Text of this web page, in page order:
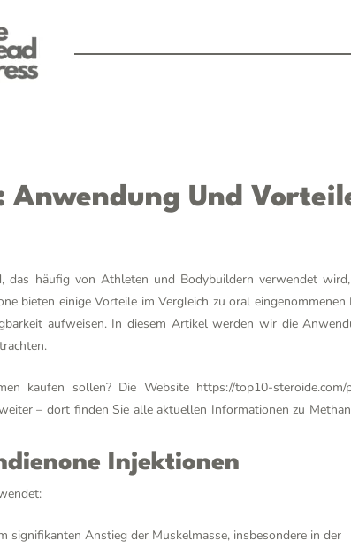
Und
das häufig von Athleten und Bodybuildern verwendet
bieten einige Vorteile im Vergleich zu oral eingenommenen
aufweisen. In diesem Artikel werden wir die
kaufen sollen? Die Website https://top10-steroide.com/
– dort finden Sie alle aktuellen Informationen zu
Injektionen
signifikanten Anstieg der Muskelmasse, insbesondere in der